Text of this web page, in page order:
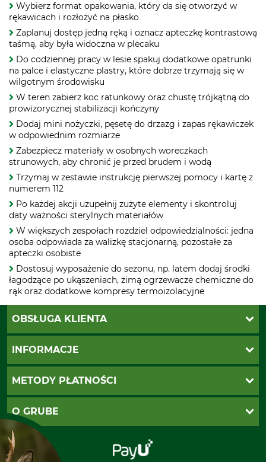
Wybierz format opakowania, który da się otworzyć w
rękawicach i rozłożyć na płasko
Zaplanuj dostęp jedną ręką i oznacz apteczkę kontrastową
taśmą, aby była widoczna w plecaku
Do codziennej pracy w lesie spakuj dodatkowe opatrunki
na palce i elastyczne plastry, które dobrze trzymają się w
wilgotnym środowisku
W teren zabierz koc ratunkowy oraz chustę trójkątną do
prowizorycznej stabilizacji kończyny
Dodaj mini nożyczki, pęsetę do drzazg i zapas rękawiczek
w odpowiednim rozmiarze
Zabezpiecz materiały w osobnych woreczkach
strunowych, aby chronić je przed brudem i wodą
Trzymaj w zestawie instrukcję pierwszej pomocy i kartę z
numerem 112
Po każdej akcji uzupełnij zużyte elementy i skontroluj
daty ważności sterylnych materiałów
W większych zespołach rozdziel odpowiedzialności: jedna
osoba odpowiada za walizkę stacjonarną, pozostałe za
apteczki osobiste
Dostosuj wyposażenie do sezonu, np. latem dodaj środki
łagodzące po ukąszeniach, zimą ogrzewacze chemiczne do
rąk oraz dodatkowe kompresy termoizolacyjne
OBSŁUGA KLIENTA
Katalogi Grube
Ustawienia plików cookie
INFORMACJE
Koszty dostawy
Regulamin sklepu
Klauzula RODO
Odstąpienie od zamówienia
METODY PŁATNOŚCI
PayU
Za pobraniem (z dopłatą)
Polecenie zapłaty SEPA
O GRUBE
Sklep stacjonarny
Kontakt